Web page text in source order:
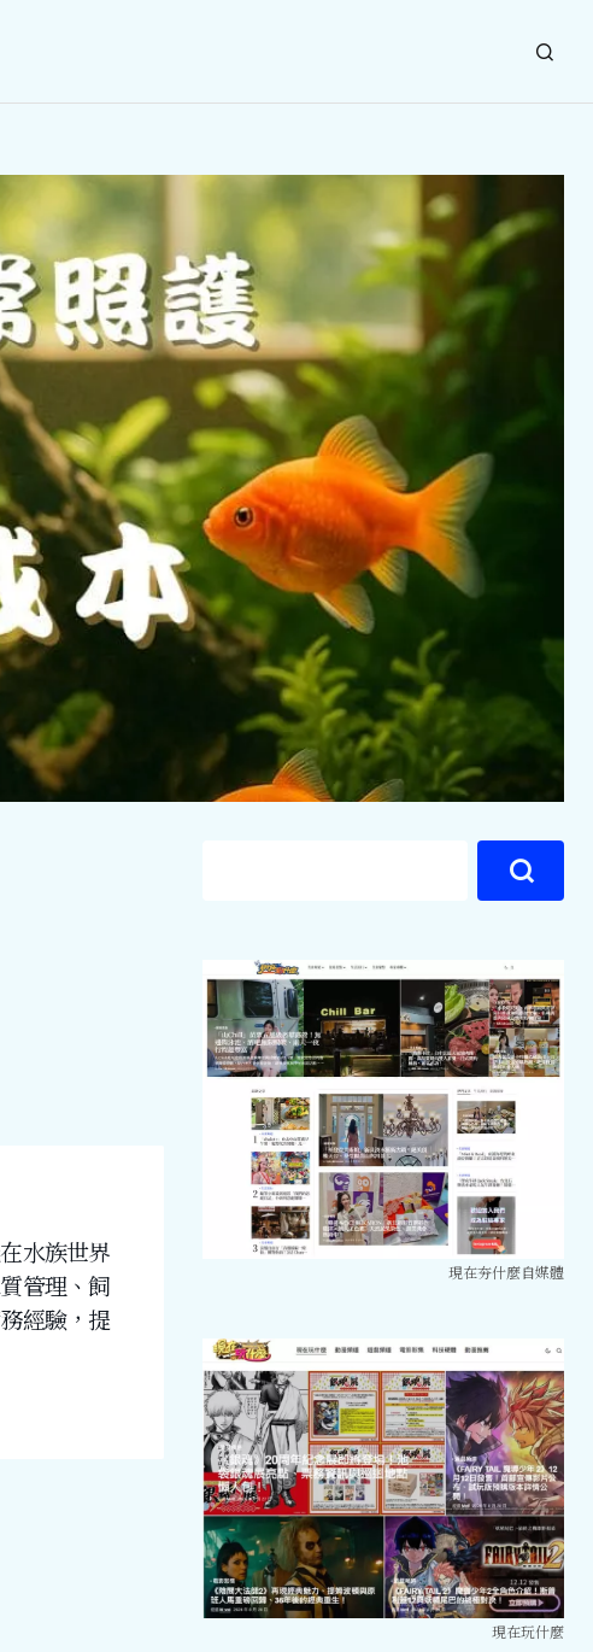
水族世界
管理、飼
經驗，提
現在夯什麼自媒體
現在玩什麼